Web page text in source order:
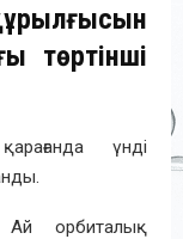
төртінші
үнді
Ай орбиталық